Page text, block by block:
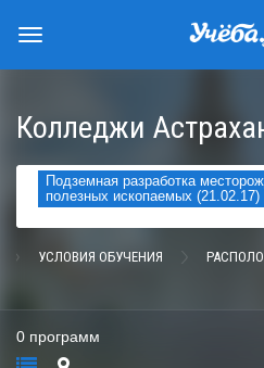
Колледжи
Подземная разработка
полезных ископаемых (21.02.17)
УСЛОВИЯ ОБУЧЕНИЯ
0 программ